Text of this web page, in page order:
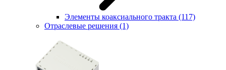
Элементы коаксиального тракта (117)
Отраслевые решения (1)